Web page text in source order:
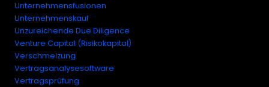
Unternehmensfusionen
Unternehmenskauf
Unzureichende Due Diligence
Venture Capital (Risikokapital)
Verschmelzung
Vertragsanalysesoftware
Vertragsprüfung